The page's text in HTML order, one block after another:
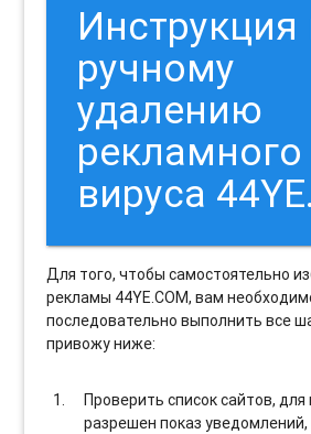
Инструкция
ручному
удалению
рекламного
вируса
Для того, чтобы самостоятельно
рекламы 44YE.COM, вам
последовательно выполнить все
привожу ниже:
Проверить список сайтов, для
разрешен показ уведомлений,